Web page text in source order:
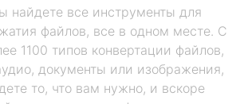
найдете все инструменты для
файлов, все в одном месте. С
1100 типов конвертации файлов,
документы или изображения,
то, что вам нужно, и вскоре